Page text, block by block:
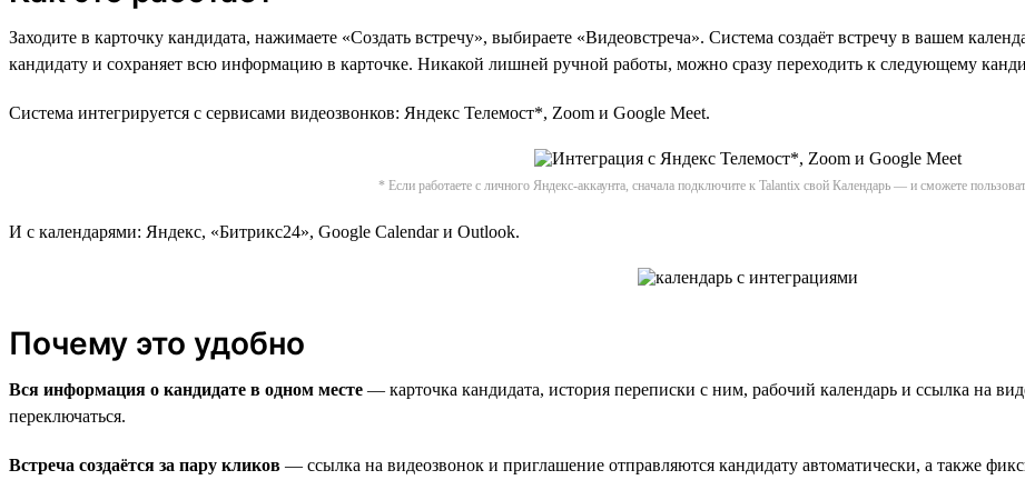
Заходите в карточку кандидата, нажимаете «Создать встречу», выбираете «Видеовстреча». Система создаёт встречу в вашем
кандидату и сохраняет всю информацию в карточке. Никакой лишней ручной работы, можно сразу переходить к следующему
Система интегрируется c сервисами видеозвонков: Яндекс Телемост*, Zoom и Google Meet.
* Если работаете с личного Яндекс-аккаунта, сначала подключите к Talantix свой Календарь — и сможете
И с календарями: Яндекс, «Битрикс24», Google Calendar и Outlook.
Почему это удобно
Вся информация о кандидате в одном месте — карточка кандидата, история переписки с ним, рабочий календарь и ссылка на
переключаться.
Встреча создаётся за пару кликов — ссылка на видеозвонок и приглашение отправляются кандидату автоматически, а также